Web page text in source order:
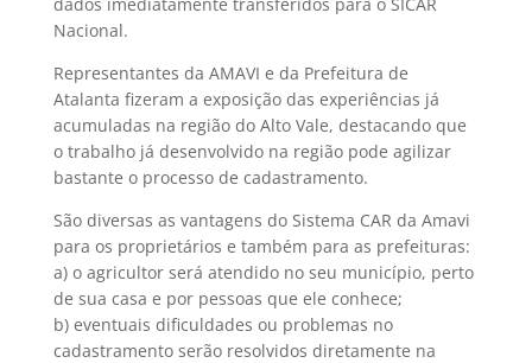
Nacional.
Representantes da AMAVI e da Prefeitura de
Atalanta fizeram a exposição das experiências já
acumuladas na região do Alto Vale, destacando que
o trabalho já desenvolvido na região pode agilizar
bastante o processo de cadastramento.
São diversas as vantagens do Sistema CAR da Amavi
para os proprietários e também para as prefeituras:
a) o agricultor será atendido no seu município, perto
de sua casa e por pessoas que ele conhece;
b) eventuais dificuldades ou problemas no
cadastramento serão resolvidos diretamente na